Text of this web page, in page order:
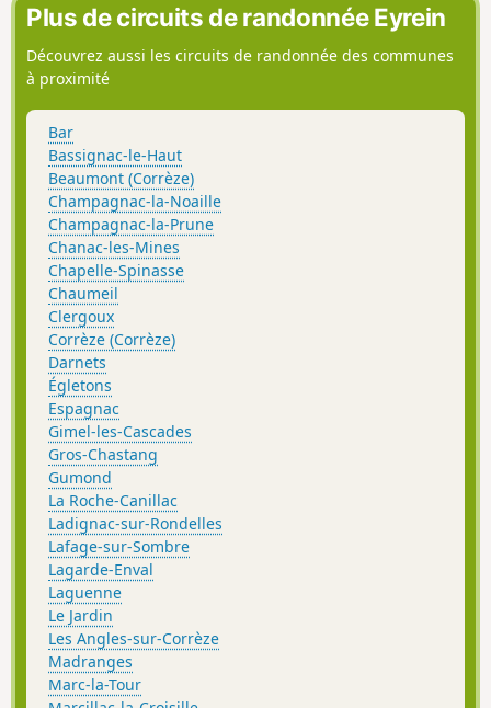
Plus de circuits de randonnée Eyrein
Découvrez aussi les circuits de randonnée des communes
à proximité
Bar
Bassignac-le-Haut
Beaumont (Corrèze)
Champagnac-la-Noaille
Champagnac-la-Prune
Chanac-les-Mines
Chapelle-Spinasse
Chaumeil
Clergoux
Corrèze (Corrèze)
Darnets
Égletons
Espagnac
Gimel-les-Cascades
Gros-Chastang
Gumond
La Roche-Canillac
Ladignac-sur-Rondelles
Lafage-sur-Sombre
Lagarde-Enval
Laguenne
Le Jardin
Les Angles-sur-Corrèze
Madranges
Marc-la-Tour